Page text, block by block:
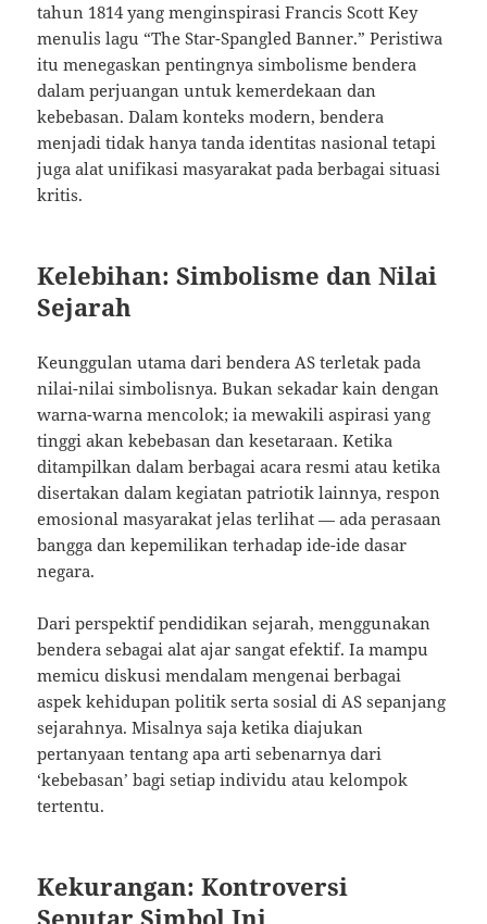
tahun 1814 yang menginspirasi Francis Scott Key
menulis lagu “The Star-Spangled Banner.” Peristiwa
itu menegaskan pentingnya simbolisme bendera
dalam perjuangan untuk kemerdekaan dan
kebebasan. Dalam konteks modern, bendera
menjadi tidak hanya tanda identitas nasional tetapi
juga alat unifikasi masyarakat pada berbagai situasi
kritis.
Kelebihan: Simbolisme dan Nilai
Sejarah
Keunggulan utama dari bendera AS terletak pada
nilai-nilai simbolisnya. Bukan sekadar kain dengan
warna-warna mencolok; ia mewakili aspirasi yang
tinggi akan kebebasan dan kesetaraan. Ketika
ditampilkan dalam berbagai acara resmi atau ketika
disertakan dalam kegiatan patriotik lainnya, respon
emosional masyarakat jelas terlihat — ada perasaan
bangga dan kepemilikan terhadap ide-ide dasar
negara.
Dari perspektif pendidikan sejarah, menggunakan
bendera sebagai alat ajar sangat efektif. Ia mampu
memicu diskusi mendalam mengenai berbagai
aspek kehidupan politik serta sosial di AS sepanjang
sejarahnya. Misalnya saja ketika diajukan
pertanyaan tentang apa arti sebenarnya dari
‘kebebasan’ bagi setiap individu atau kelompok
tertentu.
Kekurangan: Kontroversi